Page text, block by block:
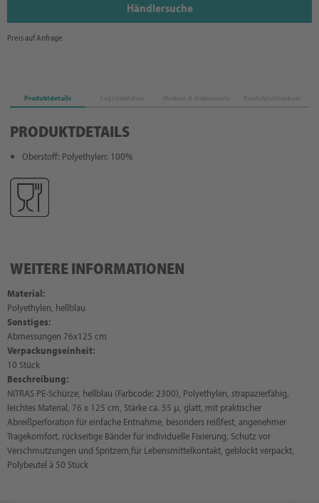
Händlersuche
Preis auf Anfrage
Produktdetails
PRODUKTDETAILS
Oberstoff: Polyethylen: 100%
WEITERE INFORMATIONEN
Material:
Polyethylen, hellblau
Sonstiges:
Abmessungen 76x125 cm
Verpackungseinheit:
10 Stück
Beschreibung:
NITRAS PE-Schürze, hellblau (Farbcode: 2300), Polyethylen, strapazierfähig,
leichtes Material, 76 x 125 cm, Stärke ca. 55 μ, glatt, mit praktischer
Abreißperforation für einfache Entnahme, besonders reißfest, angenehmer
Tragekomfort, rückseitige Bänder für individuelle Fixierung, Schutz vor
Verschmutzungen und Spritzern,für Lebensmittelkontakt, geblockt verpackt,
Polybeutel à 50 Stück